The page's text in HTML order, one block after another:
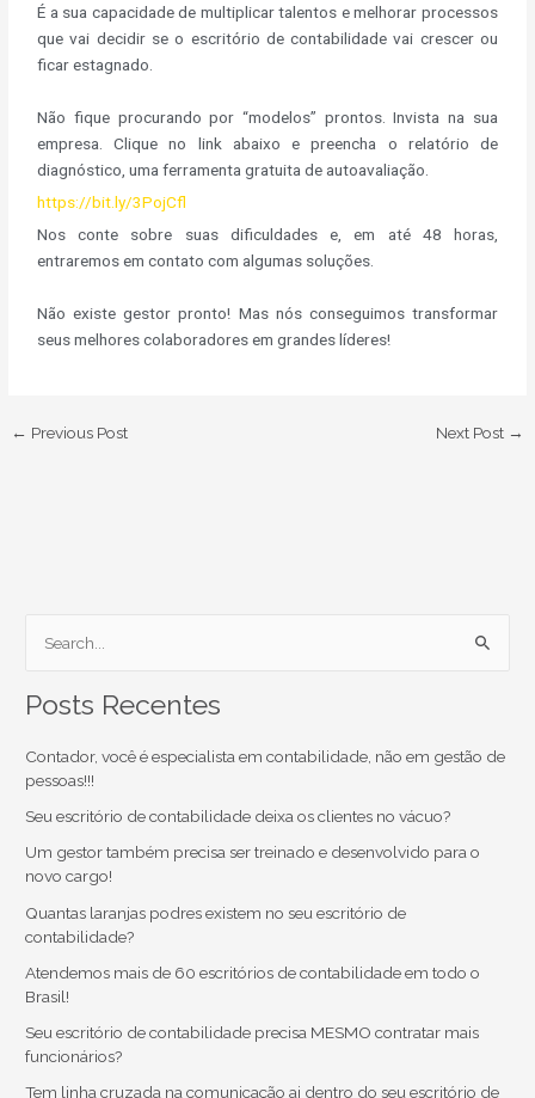
É a sua capacidade de multiplicar talentos e melhorar processos
que vai decidir se o escritório de contabilidade vai crescer ou
ficar estagnado.
Não fique procurando por “modelos” prontos. Invista na sua
empresa. Clique no link abaixo e preencha o relatório de
diagnóstico, uma ferramenta gratuita de autoavaliação.
https://bit.ly/3PojCfl
Nos conte sobre suas dificuldades e, em até 48 horas,
entraremos em contato com algumas soluções.
Não existe gestor pronto! Mas nós conseguimos transformar
seus melhores colaboradores em grandes líderes!
← Previous Post Next Post →
a
c
h
o
r
:
Posts Recentes
Contador, você é especialista em contabilidade, não em gestão de
pessoas!!!
Seu escritório de contabilidade deixa os clientes no vácuo?
Um gestor também precisa ser treinado e desenvolvido para o
novo cargo!
Quantas laranjas podres existem no seu escritório de
contabilidade?
Atendemos mais de 60 escritórios de contabilidade em todo o
Brasil!
Seu escritório de contabilidade precisa MESMO contratar mais
funcionários?
Tem linha cruzada na comunicação ai dentro do seu escritório de